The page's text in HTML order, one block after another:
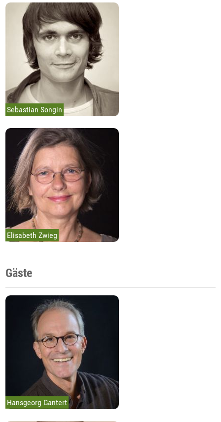
Sebastian Songin
Elisabeth Zwieg
Gäste
Hansgeorg Gantert